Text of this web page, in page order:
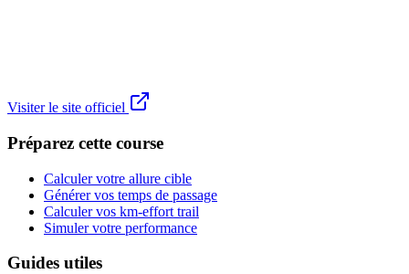
Visiter le site officiel
Préparez cette course
Calculer votre allure cible
Générer vos temps de passage
Calculer vos km-effort trail
Simuler votre performance
Guides utiles